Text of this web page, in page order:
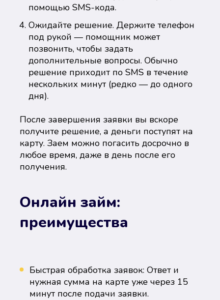
помощью SMS-кода.
Ожидайте решение. Держите телефон
под рукой — помощник может
позвонить, чтобы задать
дополнительные вопросы. Обычно
решение приходит по SMS в течение
нескольких минут (редко — до одного
дня).
После завершения заявки вы вскоре
получите решение, а деньги поступят на
карту. Заем можно погасить досрочно в
любое время, даже в день после его
получения.
Онлайн займ:
преимущества
Быстрая обработка заявок: Ответ и
нужная сумма на карте уже через 15
минут после подачи заявки.